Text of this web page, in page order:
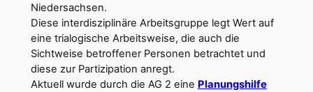
Niedersachsen.
Diese interdisziplinäre Arbeitsgruppe legt Wert auf
eine trialogische Arbeitsweise, die auch die
Sichtweise betroffener Personen betrachtet und
diese zur Partizipation anregt.
Aktuell wurde durch die AG 2 eine Planungshilfe